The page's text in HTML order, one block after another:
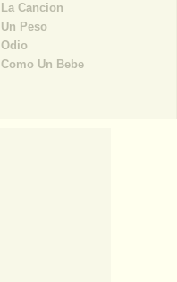
La Cancion
Un Peso
Odio
Como Un Bebe